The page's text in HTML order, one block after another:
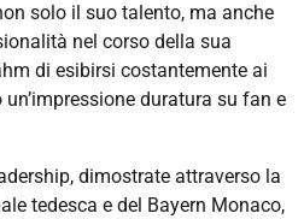
solo il suo talento, ma anche
nel corso della sua
di esibirsi costantemente ai
duratura su fan e
dimostrate attraverso la
tedesca e del Bayern Monaco,